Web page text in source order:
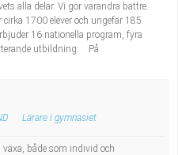
alla delar. Vi gör varandra bättre.
1700 elever och ungefär 185
16 nationella program, fyra
utbildning. På
Lärare i gymnasiet
växa, både som individ och